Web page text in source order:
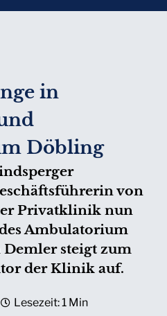
in
Döbling
von
Privatklinik nun
Ambulatorium
steigt zum
der Klinik auf.
Lesezeit: 1 Min